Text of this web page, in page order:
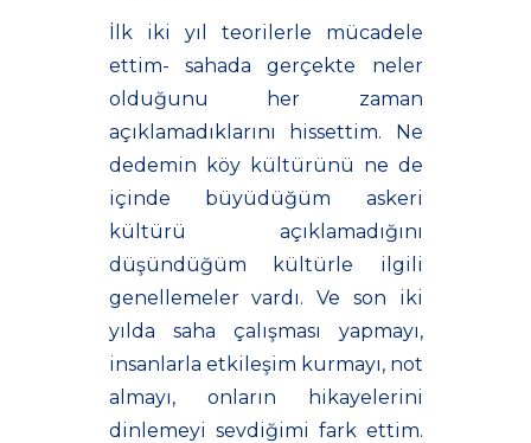
İlk iki yıl teorilerle mücadele
ettim- sahada gerçekte neler
olduğunu her zaman
açıklamadıklarını hissettim. Ne
dedemin köy kültürünü ne de
içinde büyüdüğüm askeri
kültürü açıklamadığını
düşündüğüm kültürle ilgili
genellemeler vardı. Ve son iki
yılda saha çalışması yapmayı,
insanlarla etkileşim kurmayı, not
almayı, onların hikayelerini
dinlemeyi sevdiğimi fark ettim.